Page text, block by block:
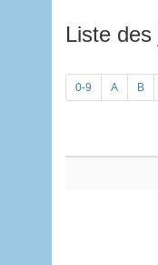
Liste
0-9 A B